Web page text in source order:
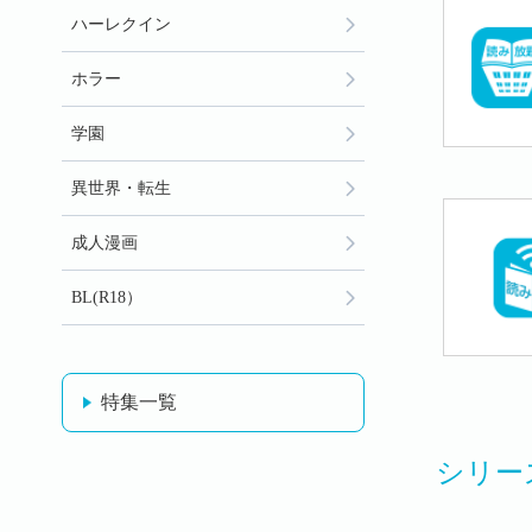
シリー
ハーレクイン
ホラー
学園
異世界・転生
成人漫画
BL(R18）
特集一覧